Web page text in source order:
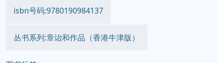
isbn号码:9780190984137
丛书系列:章诒和作品（香港牛津版）